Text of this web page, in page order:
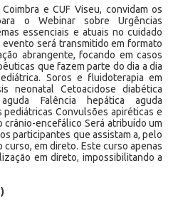
e CUF Viseu, convidam os
o Webinar sobre Urgências
essenciais e atuais no cuidado
será transmitido em formato
abrangente, focando em casos
que fazem parte do dia a dia
Soros e fluidoterapia em
neonatal Cetoacidose diabética
Falência hepática aguda
pediátricas Convulsões apiréticas e
encefálico Será atribuído um
participantes que assistam a, pelo
em direto. Este curso apenas
em direto, impossibilitando a